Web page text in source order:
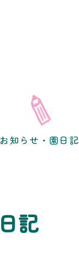
お知らせ・園日記
記